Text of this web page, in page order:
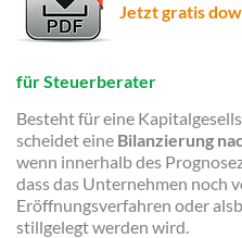
Jetzt gratis
für Steuerberater
Besteht für eine
scheidet eine Bilanzierung
wenn innerhalb des
dass das Unternehmen noch
Eröffnungsverfahren oder
stillgelegt werden wird.